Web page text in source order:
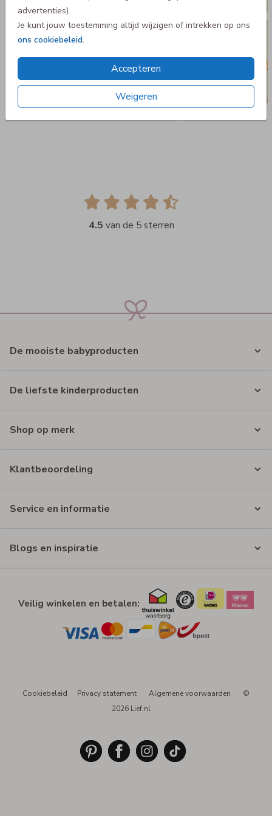
advertenties).
Je kunt jouw toestemming altijd wijzigen of intrekken op ons
ons cookiebeleid.
Accepteren
Weigeren
4.5 van de 5 sterren
De mooiste babyproducten
De liefste kinderproducten
Shop op merk
Klantbeoordeling
Service en informatie
Blogs en inspiratie
Veilig winkelen en betalen:
Cookiebeleid Privacy statement Algemene voorwaarden
©
2026 Lief.nl